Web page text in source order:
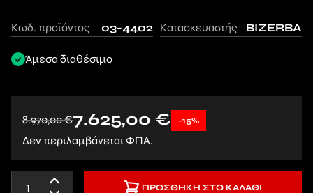
Κωδ. προϊόντος 03-4402 Κατασκευαστής BIZERBA
Άμεσα διαθέσιμο
8.970,00€7.625,00 € -15%
Δεν περιλαμβάνεται ΦΠΑ.
ΠΡΟΣΘΉΚΗ ΣΤΟ ΚΑΛΆΘΙ